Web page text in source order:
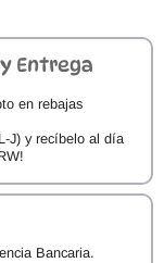
Entrega
en rebajas
J) y recíbelo al día
Bancaria.